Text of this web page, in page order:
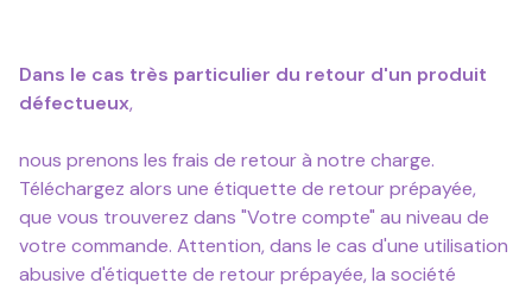
Dans le cas très particulier du retour d'un produit
défectueux,
nous prenons les frais de retour à notre charge.
Téléchargez alors une étiquette de retour prépayée,
que vous trouverez dans "Votre compte" au niveau de
votre commande. Attention, dans le cas d'une utilisation
abusive d'étiquette de retour prépayée, la société